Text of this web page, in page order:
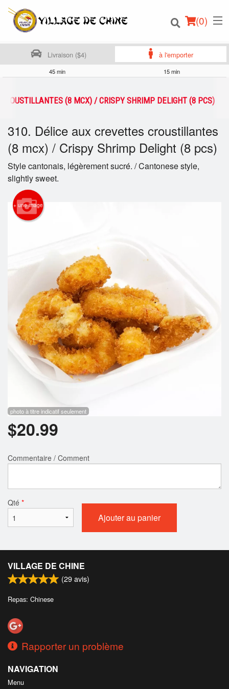
(0)
Commander en ligne
Français
Connection
Inscription
Panier (0)
Livraison ($4) à l'emporter
45 min 15 min
(8 MCX) / CRISPY SHRIMP DELIGHT (8 PCS)
310. Délice aux crevettes croustillantes
(8 mcx) / Crispy Shrimp Delight (8 pcs)
Style cantonais, légèrement sucré. / Cantonese style,
slightly sweet.
+ une image
photo à titre indicatif seulement
$20.99
Commentaire / Comment
Qté *
Ajouter au panier
VILLAGE DE CHINE
(29avis)
Repas: Chinese
Rapporter un problème
NAVIGATION
Menu